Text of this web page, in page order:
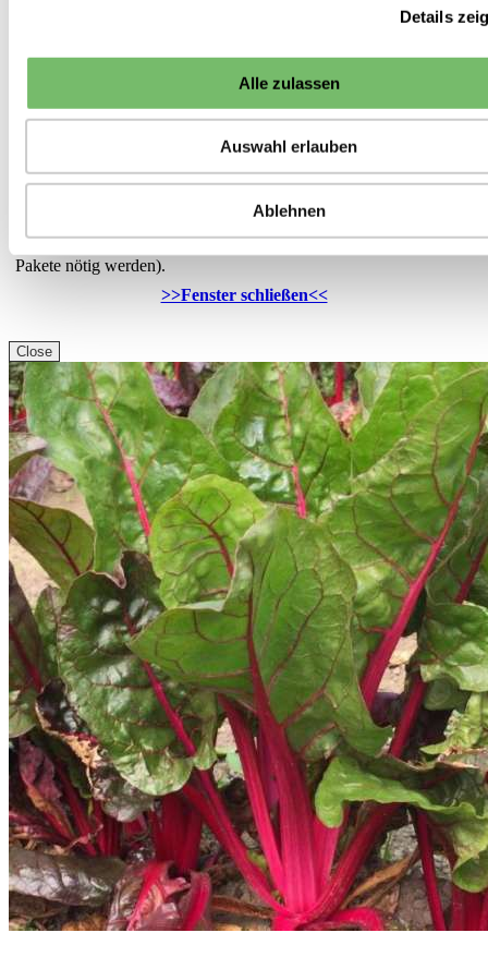
Details
Alle zulassen
Auswahl erlauben
Ablehnen
Sonstige Ware, die sofort lieferbar ist, liefern wir in der Regel
nicht sofort verfügbar ist, ist die voraussichtliche Lieferzeit oder
das Datum der nächsten Nachlieferung an dieser Stelle angegeben.
Grundsätzlich versuchen wir die Anzahl der Sendungen gering zu
Pakete nötig werden).
>>Fenster schließen<<
Close